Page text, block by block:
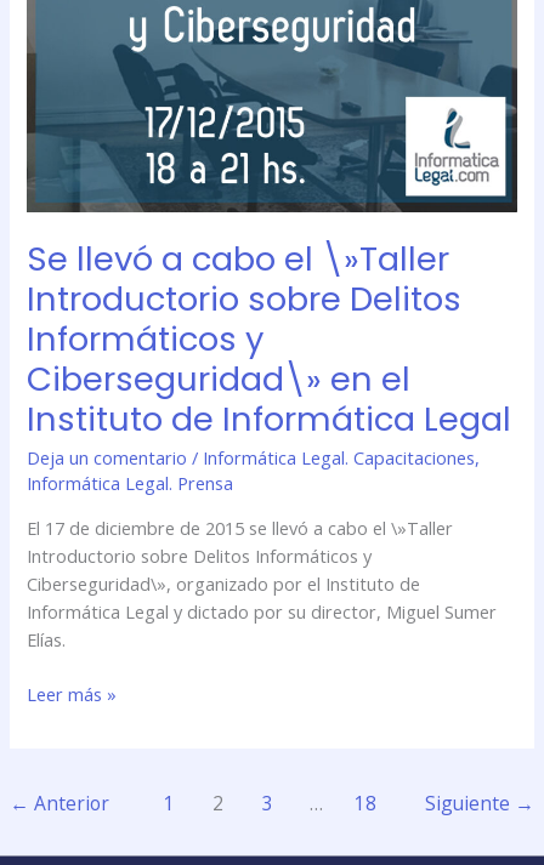
Se llevó a cabo el \»Taller
Introductorio sobre Delitos
Informáticos y
Ciberseguridad\» en el
Instituto de Informática Legal
Deja un comentario / Informática Legal. Capacitaciones,
Informática Legal. Prensa
El 17 de diciembre de 2015 se llevó a cabo el \»Taller
Introductorio sobre Delitos Informáticos y
Ciberseguridad\», organizado por el Instituto de
Informática Legal y dictado por su director, Miguel Sumer
Elías.
Ciberseguridad\»
Instituto
Informática
Legal
Leer más »
← Anterior 1 2 3 … 18 Siguiente →